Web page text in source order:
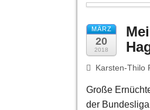
MÄRZ
20
2018
Karsten-Thilo
Große
der